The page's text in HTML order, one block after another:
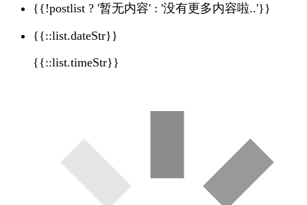
{{!postlist ? '暂无内容' : '没有更多内容啦..'}}
{{::list.dateStr}}
{{::list.timeStr}}